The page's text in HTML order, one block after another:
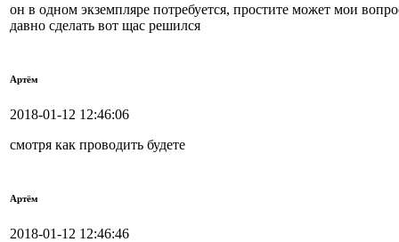
он в одном экземпляре потребуется, простите может мои
давно сделать вот щас решился
Артём
2018-01-12 12:46:06
смотря как проводить будете
Артём
2018-01-12 12:46:46